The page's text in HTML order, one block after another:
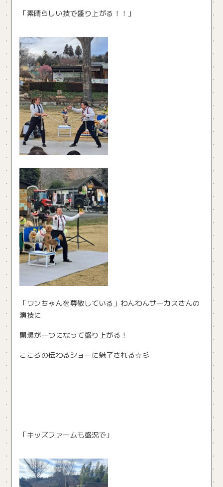
「素晴らしい技で盛り上がる！！」
「ワンちゃんを尊敬している」わんわんサーカスさんの
演技に
開場が一つになって盛り上がる！
こころの伝わるショーに魅了される☆彡
「キッズファームも盛況で」